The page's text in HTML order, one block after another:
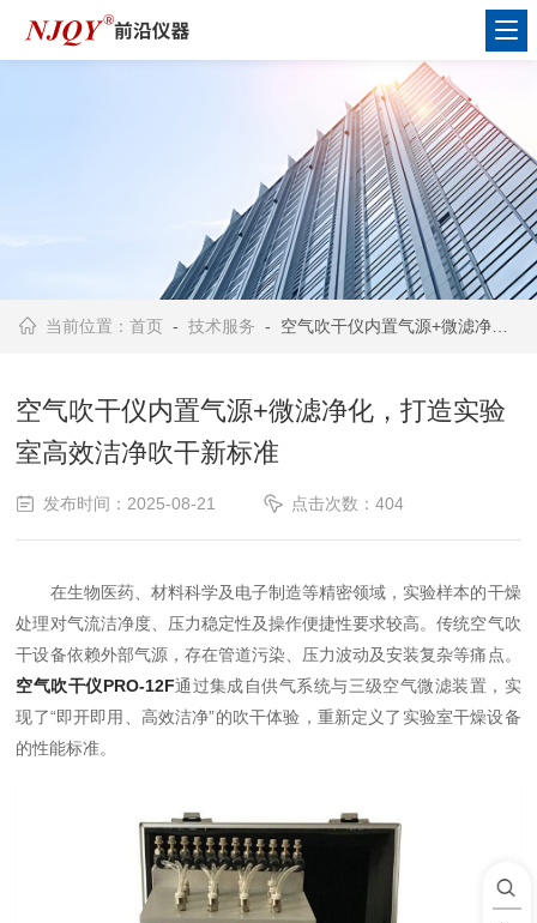
当前位置：首页 -技术服务 - 空气吹干仪内置气源+微滤净化，打造实验室高效洁净吹干新标准
空气吹干仪内置气源+微滤净化，打造实验
室高效洁净吹干新标准
发布时间：2025-08-21 点击次数：404
在生物医药、材料科学及电子制造等精密领域，实验样本的干燥
处理对气流洁净度、压力稳定性及操作便捷性要求较高。传统空气吹
干设备依赖外部气源，存在管道污染、压力波动及安装复杂等痛点。
空气吹干仪PRO-12F通过集成自供气系统与三级空气微滤装置，实
现了“即开即用、高效洁净”的吹干体验，重新定义了实验室干燥设备
的性能标准。